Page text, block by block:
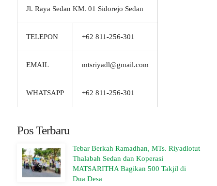
Jl. Raya Sedan KM. 01 Sidorejo Sedan
TELEPON +62 811-256-301
EMAIL mtsriyadl@gmail.com
WHATSAPP +62 811-256-301
Pos Terbaru
Tebar Berkah Ramadhan, MTs. Riyadlotut
Thalabah Sedan dan Koperasi
MATSARITHA Bagikan 500 Takjil di
Dua Desa